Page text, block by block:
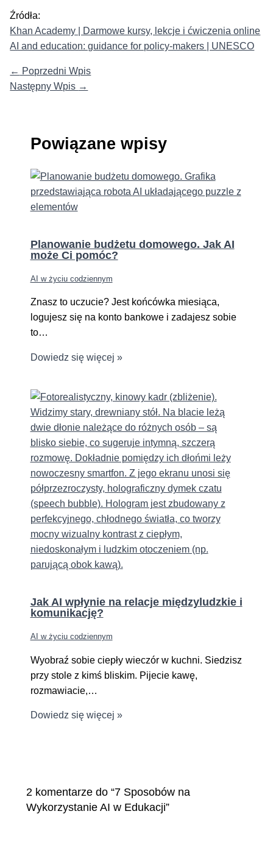
Źródła:
Khan Academy | Darmowe kursy, lekcje i ćwiczenia online
AI and education: guidance for policy-makers | UNESCO
← Poprzedni Wpis
Następny Wpis →
Powiązane wpisy
Planowanie budżetu domowego. Jak AI
może Ci pomóc?
AI w życiu codziennym
Znasz to uczucie? Jest końcówka miesiąca,
logujesz się na konto bankowe i zadajesz sobie
to…
Dowiedz się więcej »
Jak AI wpłynie na relacje międzyludzkie i
komunikację?
AI w życiu codziennym
Wyobraź sobie ciepły wieczór w kuchni. Siedzisz
przy stole z kimś bliskim. Pijecie kawę,
rozmawiacie,…
Dowiedz się więcej »
2 komentarze do “7 Sposobów na
Wykorzystanie AI w Edukacji”